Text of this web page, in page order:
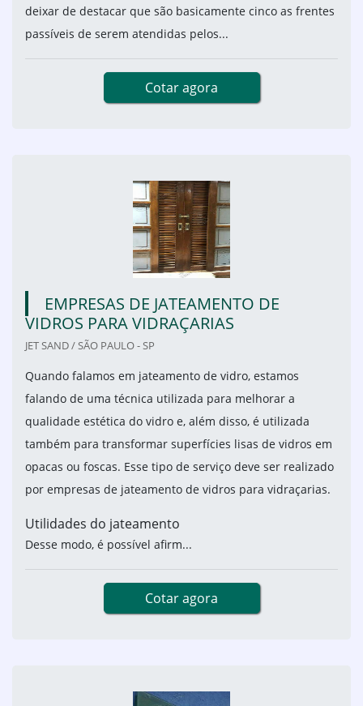
deixar de destacar que são basicamente cinco as frentes
passíveis de serem atendidas pelos...
Cotar agora
EMPRESAS DE JATEAMENTO DE
VIDROS PARA VIDRAÇARIAS
JET SAND / SÃO PAULO - SP
Quando falamos em jateamento de vidro, estamos
falando de uma técnica utilizada para melhorar a
qualidade estética do vidro e, além disso, é utilizada
também para transformar superfícies lisas de vidros em
opacas ou foscas. Esse tipo de serviço deve ser realizado
por empresas de jateamento de vidros para vidraçarias.
Utilidades do jateamento
Desse modo, é possível afirm...
Cotar agora